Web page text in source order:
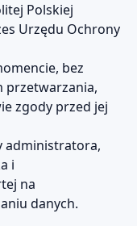
Polskiej
Urzędu Ochrony
bez
przetwarzania,
zgody przed jej
administratora,
i
na
danych.